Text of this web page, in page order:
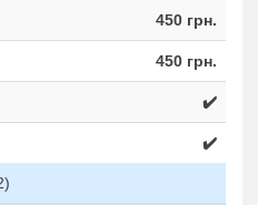
450 грн.
450 грн.
✔️
✔️